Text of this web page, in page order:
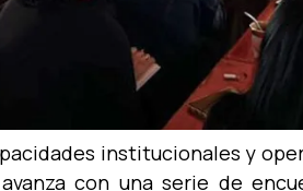
institucionales y
con una serie de